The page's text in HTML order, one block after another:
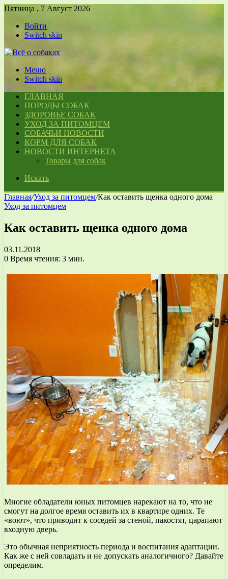
Пятница , 7 Август 2026
Войти
Switch skin
Меню
Switch skin
ГЛАВНАЯ
ПОРОДЫ СОБАК
ЗДОРОВЬЕ СОБАК
УХОД ЗА ПИТОМЦЕМ
СОБАЧЬИ НОВОСТИ
КОРМ ДЛЯ СОБАК
НОВОСТИ ИНТЕРНЕТА
Товары для собак
Искать
Главная/Уход за питомцем/Как оставить щенка одного дома
Уход за питомцем
Как оставить щенка одного дома
03.11.2018
0 Время чтения: 3 мин.
Многие обладатели юных питомцев нарекают на то, что не
смогут на долгое время оставить их в квартире одних. Те
«воют», что приводит к соседей за стеной, пакостят, царапают
входную дверь.
Это обычная неприятность периода и воспитания адаптации.
Как же с ней совладать и не допускать аналогичного? Давайте
определим.